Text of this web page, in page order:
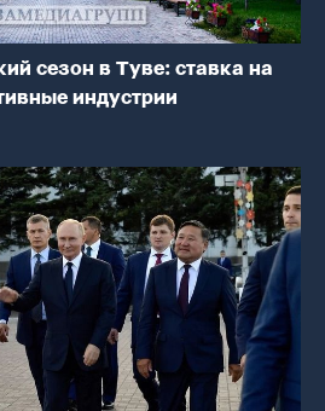
сезон в Туве: ставка на
индустрии